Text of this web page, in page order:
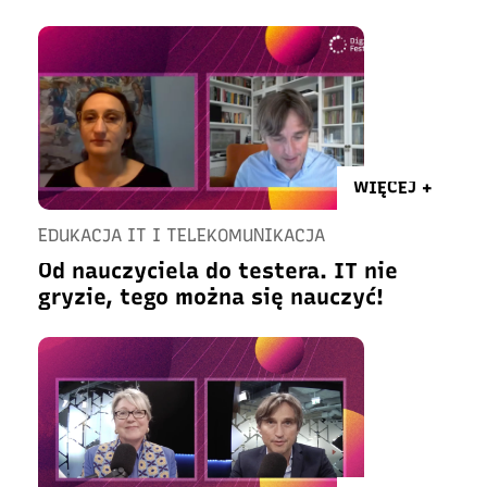
WIĘCEJ +
EDUKACJA IT I TELEKOMUNIKACJA
Od nauczyciela do testera. IT nie
gryzie, tego można się nauczyć!